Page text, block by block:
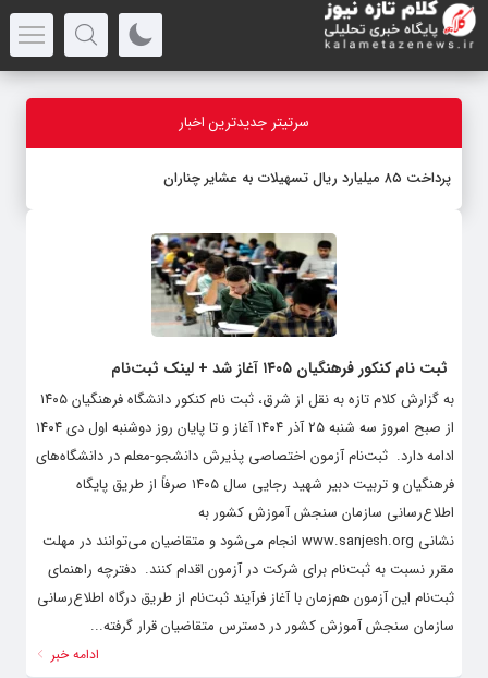
سرتیتر جدیدترین اخبار
پرداخت ۸۵ میلیارد ریال تسهیلات به عشایر چناران
ثبت نام کنکور فرهنگیان ۱۴۰۵ آغاز شد + لینک ثبت‌نام
به گزارش کلام تازه به نقل از شرق، ثبت نام کنکور دانشگاه فرهنگیان ۱۴۰۵
از صبح امروز سه شنبه ۲۵ آذر ۱۴۰۴ آغاز و تا پایان روز دوشنبه اول دی ۱۴۰۴
ادامه دارد. ‌ ثبت‌نام آزمون اختصاصی پذیرش دانشجو-معلم در دانشگاه‌های
فرهنگیان و تربیت دبیر شهید رجایی سال ۱۴۰۵ صرفاً از طریق پایگاه
اطلاع‌رسانی سازمان سنجش آموزش کشور به
نشانی www.sanjesh.org انجام می‌شود و متقاضیان می‌توانند در مهلت
مقرر نسبت به ثبت‌نام برای شرکت در آزمون اقدام کنند. ‌ دفترچه راهنمای
ثبت‌نام این آزمون هم‌زمان با آغاز فرآیند ثبت‌نام از طریق درگاه اطلاع‌رسانی
سازمان سنجش آموزش کشور در دسترس متقاضیان قرار گرفته...
ادامه خبر